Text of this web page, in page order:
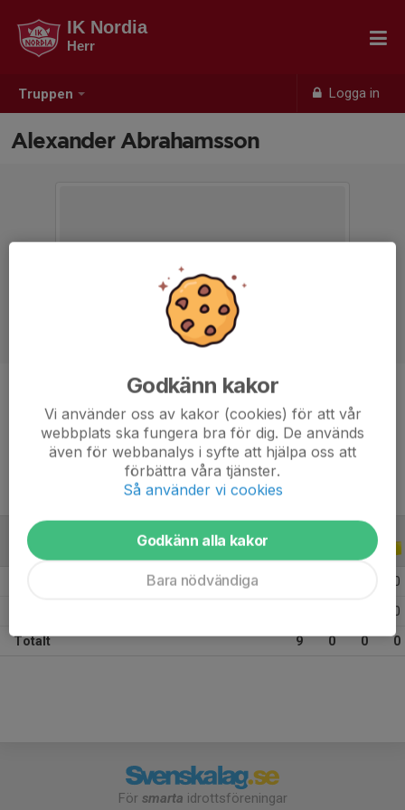
Truppen Logga in
IK Nordia
Herr
Alexander Abrahamsson
Ålder
18 år
ALLA SERIER ALLA ÅR
0
0
Totalt 9 0 0 0
För smarta idrottsföreningar
Godkänn kakor
Vi använder oss av kakor (cookies) för att vår
webbplats ska fungera bra för dig. De används
även för webbanalys i syfte att hjälpa oss att
förbättra våra tjänster.
Så använder vi cookies
Godkänn alla kakor
Bara nödvändiga